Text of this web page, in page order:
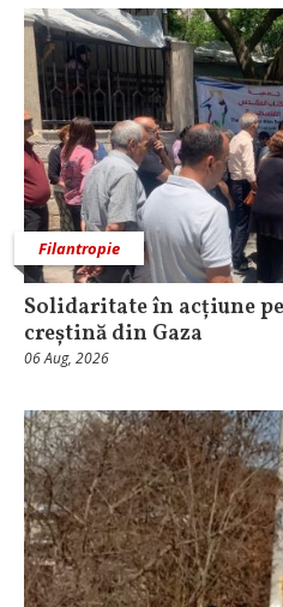
Filantropie
Solidaritate în acțiune
creștină din Gaza
06 Aug, 2026